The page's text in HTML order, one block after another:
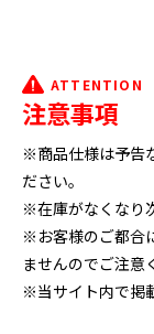
ATTENTION
注意事項
※商品仕様は予告
ださい。
※在庫がなくなり
※お客様のご都合
ませんのでご注意
※当サイト内で掲